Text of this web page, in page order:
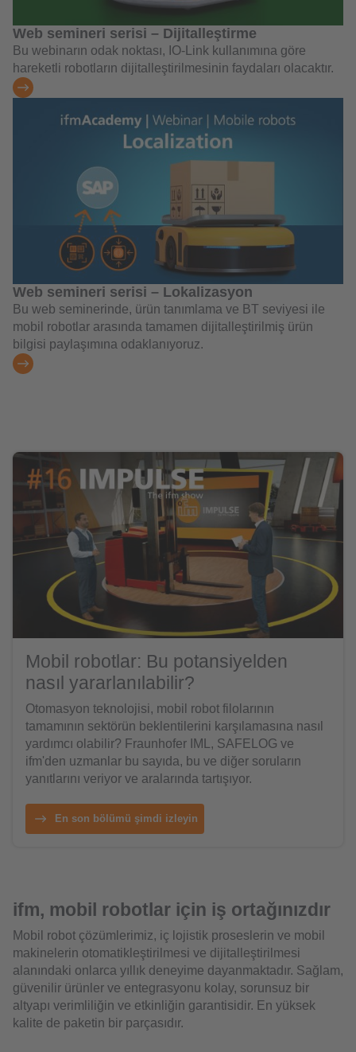
Web semineri serisi – Dijitalleştirme
Bu webinarın odak noktası, IO-Link kullanımına göre
hareketli robotların dijitalleştirilmesinin faydaları olacaktır.
Web semineri serisi – Lokalizasyon
Bu web seminerinde, ürün tanımlama ve BT seviyesi ile
mobil robotlar arasında tamamen dijitalleştirilmiş ürün
bilgisi paylaşımına odaklanıyoruz.
Mobil robotlar: Bu potansiyelden
nasıl yararlanılabilir?
Otomasyon teknolojisi, mobil robot filolarının
tamamının sektörün beklentilerini karşılamasına nasıl
yardımcı olabilir? Fraunhofer IML, SAFELOG ve
ifm'den uzmanlar bu sayıda, bu ve diğer soruların
yanıtlarını veriyor ve aralarında tartışıyor.
En son bölümü şimdi izleyin
ifm, mobil robotlar için iş ortağınızdır
Mobil robot çözümlerimiz, iç lojistik proseslerin ve mobil
makinelerin otomatikleştirilmesi ve dijitalleştirilmesi
alanındaki onlarca yıllık deneyime dayanmaktadır. Sağlam,
güvenilir ürünler ve entegrasyonu kolay, sorunsuz bir
altyapı verimliliğin ve etkinliğin garantisidir. En yüksek
kalite de paketin bir parçasıdır.